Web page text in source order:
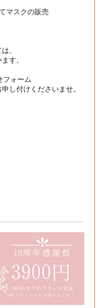
マスクの販売
、
す。
フォーム
し付けくださいませ。